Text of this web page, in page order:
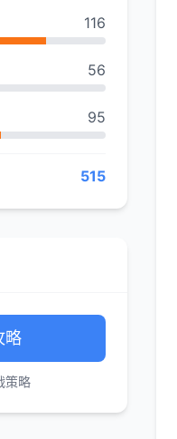
116
56
95
515
略
策略